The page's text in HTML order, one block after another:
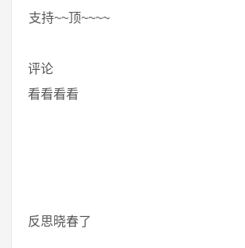
支持~~顶~~~~
评论
看看看看
反思晓春了